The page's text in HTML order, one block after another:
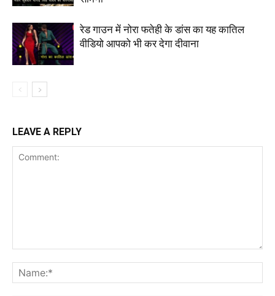
रेड गाउन में नोरा फतेही के डांस का यह कातिल
वीडियो आपको भी कर देगा दीवाना
LEAVE A REPLY